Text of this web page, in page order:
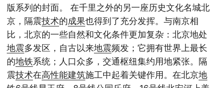
版系列的封面。 在千里之外的另一座历史文化名城北
京，隔震技术的成果也得到了充分发挥。与南京相
比，北京的一些自然和文化条件更加复杂：北京地处
地震多发区，自古以来地震频发；它拥有世界上最长
的地铁系统；人口众多，交通枢纽集约用地紧张。隔
震技术在高性能建筑施工中起着关键作用。在北京地